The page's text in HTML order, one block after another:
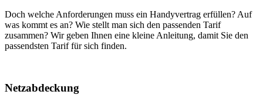
Doch welche Anforderungen muss ein Handyvertrag erfüllen? Auf
was kommt es an? Wie stellt man sich den passenden Tarif
zusammen? Wir geben Ihnen eine kleine Anleitung, damit Sie den
passendsten Tarif für sich finden.
Netzabdeckung